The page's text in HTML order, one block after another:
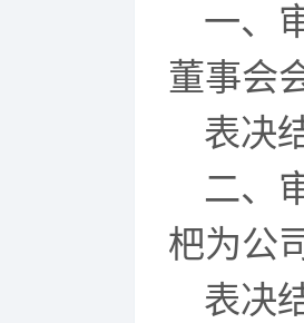
一、
董事会
表决
二、
杷为公
表决